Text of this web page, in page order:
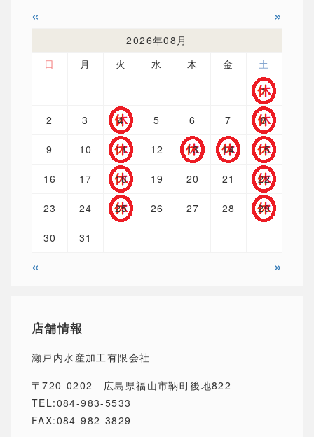
« »
2026年08月
日
月 火 水 木 金
土
1
2 3 4 5 6 7 8
9 10 11 12 13 14 15
16 17 18 19 20 21 22
23 24 25 26 27 28 29
30 31
« »
店舗情報
瀬戸内水産加工有限会社
〒720-0202 広島県福山市鞆町後地822
TEL:084-983-5533
FAX:084-982-3829